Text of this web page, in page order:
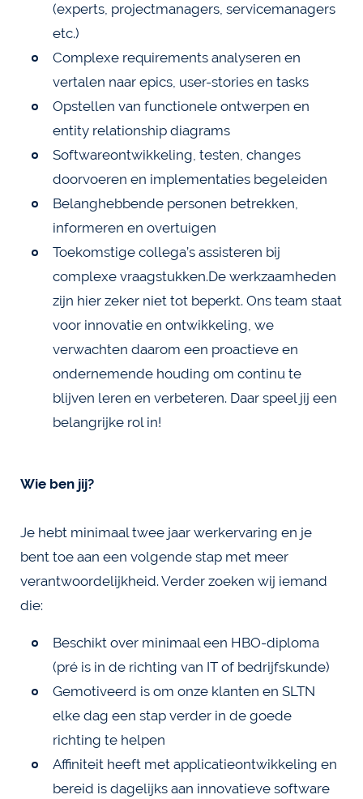
(experts, projectmanagers, servicemanagers
etc.)
Complexe requirements analyseren en
vertalen naar epics, user-stories en tasks
Opstellen van functionele ontwerpen en
entity relationship diagrams
Softwareontwikkeling, testen, changes
doorvoeren en implementaties begeleiden
Belanghebbende personen betrekken,
informeren en overtuigen
Toekomstige collega’s assisteren bij
complexe vraagstukken.De werkzaamheden
zijn hier zeker niet tot beperkt. Ons team staat
voor innovatie en ontwikkeling, we
verwachten daarom een proactieve en
ondernemende houding om continu te
blijven leren en verbeteren. Daar speel jij een
belangrijke rol in!
Wie ben jij?
Je hebt minimaal twee jaar werkervaring en je
bent toe aan een volgende stap met meer
verantwoordelijkheid. Verder zoeken wij iemand
die:
Beschikt over minimaal een HBO-diploma
(pré is in de richting van IT of bedrijfskunde)
Gemotiveerd is om onze klanten en SLTN
elke dag een stap verder in de goede
richting te helpen
Affiniteit heeft met applicatieontwikkeling en
bereid is dagelijks aan innovatieve software